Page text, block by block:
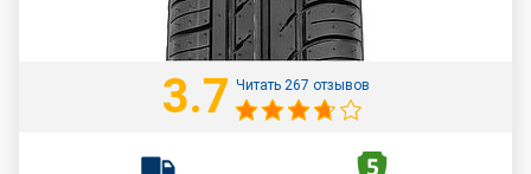
3.7 Читать 267 отзывов